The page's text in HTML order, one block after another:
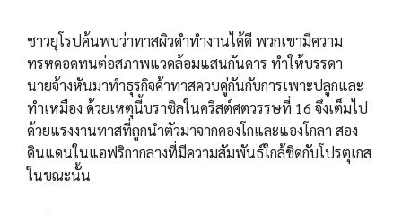
ชาวยุโรปค้นพบว่าทาสผิวดำทำงานได้ดี พวกเขามีความ
ทรหดอดทนต่อสภาพแวดล้อมแสนกันดาร ทำให้บรรดา
นายจ้างหันมาทำธุรกิจค้าทาสควบคู่กันกับการเพาะปลูกและ
ทำเหมือง ด้วยเหตุนี้บราซิลในคริสต์ศตวรรษที่ 16 จึงเต็มไป
ด้วยแรงงานทาสที่ถูกนำตัวมาจากคองโกและแองโกลา สอง
ดินแดนในแอฟริกากลางที่มีความสัมพันธ์ใกล้ชิดกับโปรตุเกส
ในขณะนั้น